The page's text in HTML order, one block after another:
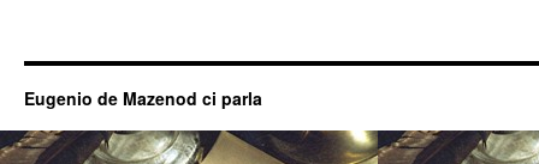
Eugenio de Mazenod ci parla